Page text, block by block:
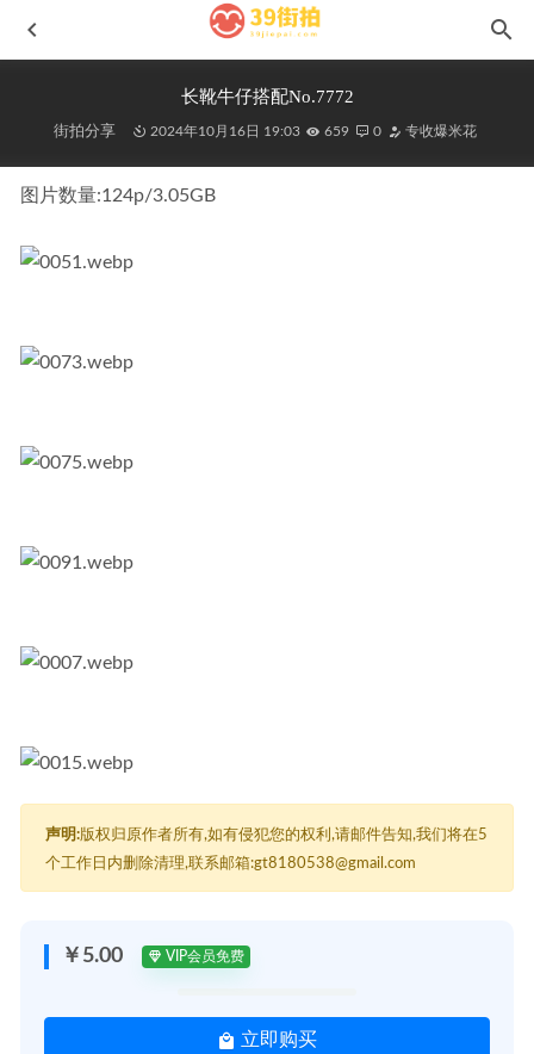
长靴牛仔搭配No.7772
街拍分享 2024年10月16日 19:03 659 0 专收爆米花
图片数量:124p/3.05GB
声明:版权归原作者所有,如有侵犯您的权利,请邮件告知,我们将在5
个工作日内删除清理,联系邮箱:gt8180538@gmail.com
￥5.00 VIP会员免费
立即购买
海边的泳装小姐姐240409-1